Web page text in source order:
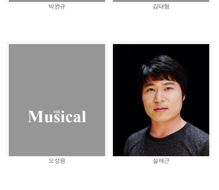
박완규 김태형
오성원 설재근